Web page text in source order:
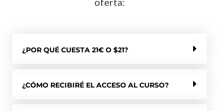
¿POR QUÉ CUESTA 21€ O $21?
¿CÓMO RECIBIRÉ EL ACCESO AL CURSO?